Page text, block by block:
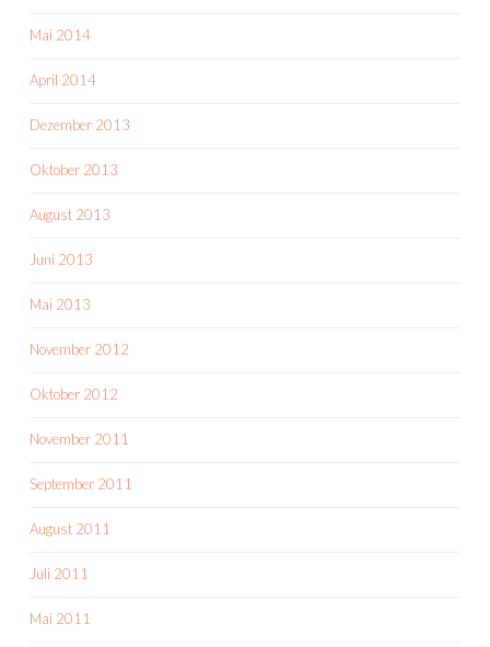
Mai 2014
April 2014
Dezember 2013
Oktober 2013
August 2013
Juni 2013
Mai 2013
November 2012
Oktober 2012
November 2011
September 2011
August 2011
Juli 2011
Mai 2011